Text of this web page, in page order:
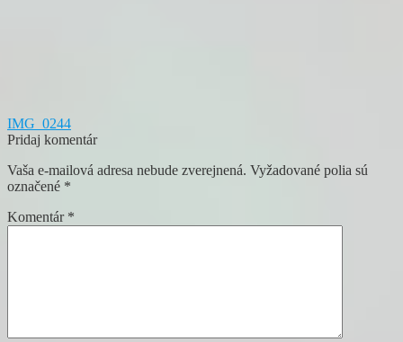
Navigácia
v
článku
Predchádzajúci
článok:
IMG_0244
Pridaj komentár
Vaša e-mailová adresa nebude zverejnená. Vyžadované polia sú
označené *
Komentár *